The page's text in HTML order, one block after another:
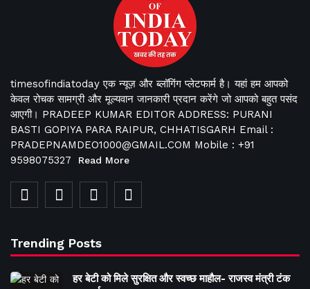
timesofindiatoday एक न्यूज़ और ब्लॉगिंग प्लेटफार्म है। यहां हम आपको
केवल रोचक सामग्री और मूल्यवान जानकारी प्रदान करेंगे जो आपको बहुत पसंद
आएगी। PRADEEP KUMAR EDITOR ADDRESS: PURANI
BASTI GOPIYA PARA RAIPUR, CHHATISGARH Email :
PRADEPNAMDEO1000@GMAIL.COM Mobile : +91
9598075327
Read More
Trending Posts
हर बेटी को मिले सुरक्षित और स्वच्छ माहौल- राजस्व मंत्री टंक